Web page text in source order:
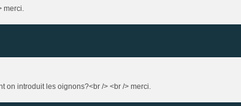
on introduit les oignons?<br /> <br /> merci.